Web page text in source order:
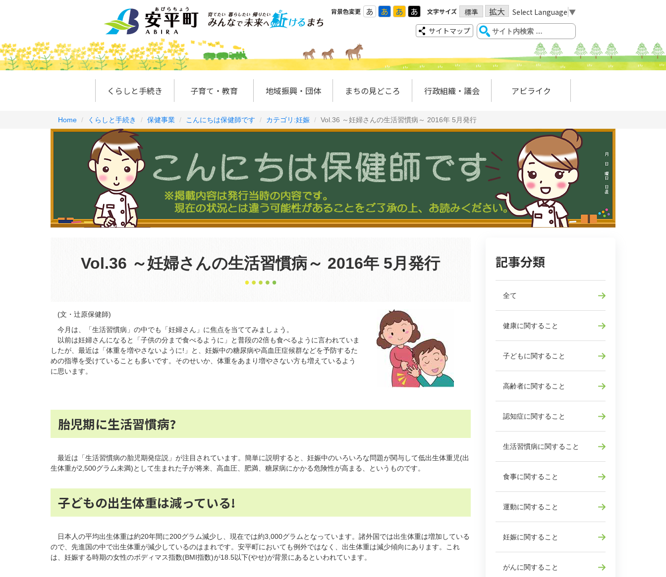
背景色変更 あ あ あ あ 文字サイズ 標準 拡大 Select Language ▼
サイトマップ
くらしと手続き 子育て・教育 地域振興・団体 まちの見どころ 行政組織・議会 アビライク
Home くらしと手続き 保健事業 こんにちは保健師です カテゴリ:妊娠 Vol.36 ～妊婦さんの生活習慣病～ 2016年 5月発行
Vol.36 ～妊婦さんの生活習慣病～ 2016年 5月発行
(文・辻原保健師)
今月は、「生活習慣病」の中でも「妊婦さん」に焦点を当ててみましょう。
以前は妊婦さんになると「子供の分まで食べるように」と普段の2倍も食べるように言われていま
したが、最近は「体重を増やさないように!」と、妊娠中の糖尿病や高血圧症候群などを予防するた
めの指導を受けていることも多いです。そのせいか、体重をあまり増やさない方も増えているよう
に思います。
胎児期に生活習慣病?
最近は「生活習慣病の胎児期発症説」が注目されています。簡単に説明すると、妊娠中のいろいろな問題が関与して低出生体重児(出
生体重が2,500グラム未満)として生まれた子が将来、高血圧、肥満、糖尿病にかかる危険性が高まる、というものです。
子どもの出生体重は減っている!
日本人の平均出生体重は約20年間に200グラム減少し、現在では約3,000グラムとなっています。諸外国では出生体重は増加している
ので、先進国の中で出生体重が減少しているのはまれです。安平町においても例外ではなく、出生体重は減少傾向にあります。これ
は、妊娠する時期の女性のボディマス指数(BMI指数)が18.5以下(やせ)が背景にあるといわれています。
記事分類
全て
健康に関すること
子どもに関すること
高齢者に関すること
認知症に関すること
生活習慣病に関すること
食事に関すること
運動に関すること
妊娠に関すること
がんに関すること